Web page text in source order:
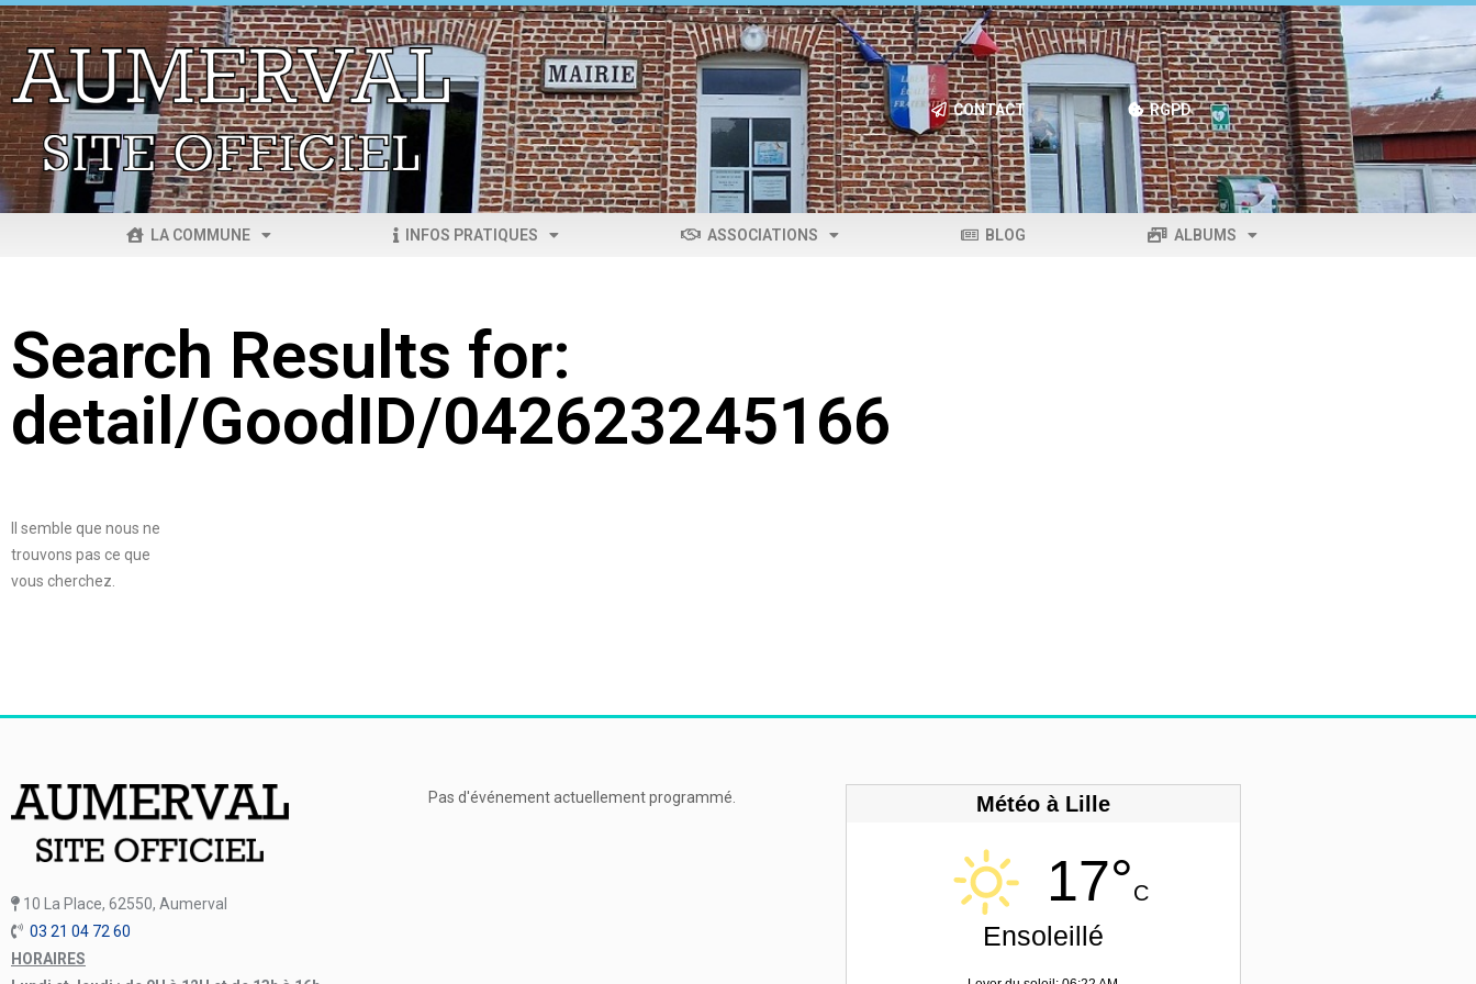
CONTACT RGPD
LA COMMUNE INFOS PRATIQUES ASSOCIATIONS BLOG ALBUMS
Search Results for:
detail/GoodID/042623245166
Il semble que nous ne
trouvons pas ce que
vous cherchez.
10 La Place, 62550, Aumerval
03 21 04 72 60
HORAIRES
Pas d'événement actuellement programmé. Météo à Lille
17°C
Ensoleillé